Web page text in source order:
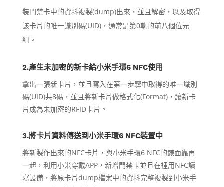
裝門禁卡中的資料複製(dump)出來，並且解密，以及取得
該卡片的唯一識別碼(UID)，通常是第0軌的前八個位元
組。
2.產生未加密的新卡給小米手環6 NFC使用
拿出一張新卡片，並且寫入在第一步驟中取得的唯一識別
碼(UID)共8碼，並且將新卡片做格式化(Format)，讓新卡
片成為未加密的RFID卡片。
3.將卡片資料傳送到小米手環6 NFC裝置中
將新製作出來的NFC卡片，與小米手環6 NFC的錶面靠再
一起，利用小米穿戴APP，新增門禁卡並且在裡用NFC讀
寫設備，將原卡片dump檔案中的資料完整複製到小米手